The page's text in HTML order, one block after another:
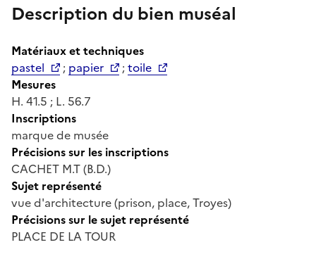
Description du bien muséal
Matériaux et techniques
pastel
; papier ;toile
Mesures
H. 41.5 ; L. 56.7
Inscriptions
marque de musée
Précisions sur les inscriptions
CACHET M.T (B.D.)
Sujet représenté
vue d'architecture (prison, place, Troyes)
Précisions sur le sujet représenté
PLACE DE LA TOUR